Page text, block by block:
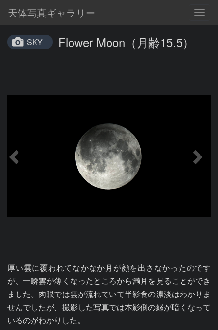
天体写真ギャラリー
SKY Flower Moon（月齢15.5）
厚い雲に覆われてなかなか月が顔を出さなかったのです
が、一瞬雲が薄くなったところから満月を見ることができ
ました。肉眼では雲が流れていて半影食の濃淡はわかりま
せんでしたが、撮影した写真では本影側の縁が暗くなって
いるのがわかりした。